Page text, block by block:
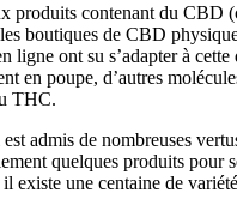
produits contenant du CBD
boutiques de CBD
ligne ont su s’adapter à
en poupe, d’autres
THC.
admis de nombreuses
quelques produits
il existe une centaine de